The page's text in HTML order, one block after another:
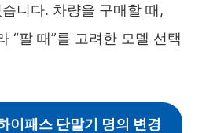
니다. 차량을 구매할 때,
“팔 때”를 고려한 모델 선택
이패스 단말기 명의 변경